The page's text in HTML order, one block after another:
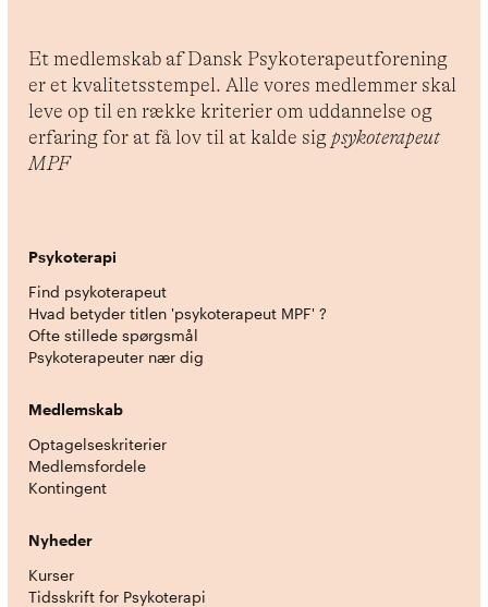
Et medlemskab af Dansk Psykoterapeutforening
er et kvalitetsstempel. Alle vores medlemmer skal
leve op til en række kriterier om uddannelse og
erfaring for at få lov til at kalde sig psykoterapeut
MPF
Psykoterapi
Find psykoterapeut
Hvad betyder titlen 'psykoterapeut MPF' ?
Ofte stillede spørgsmål
Psykoterapeuter nær dig
Medlemskab
Optagelseskriterier
Medlemsfordele
Kontingent
Nyheder
Kurser
Tidsskrift for Psykoterapi